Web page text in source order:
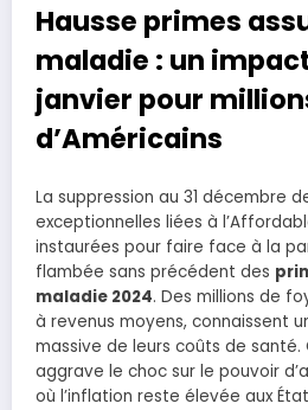
Hausse primes
maladie : un
janvier pour
d’Américains
La suppression au 31 décembre
exceptionnelles liées à
instaurées pour faire face à la
flambée sans précédent des
maladie 2024. Des millions de
à revenus moyens, connaissent
massive de leurs coûts de santé.
aggrave le choc sur le pouvoir
où l’inflation reste élevée aux